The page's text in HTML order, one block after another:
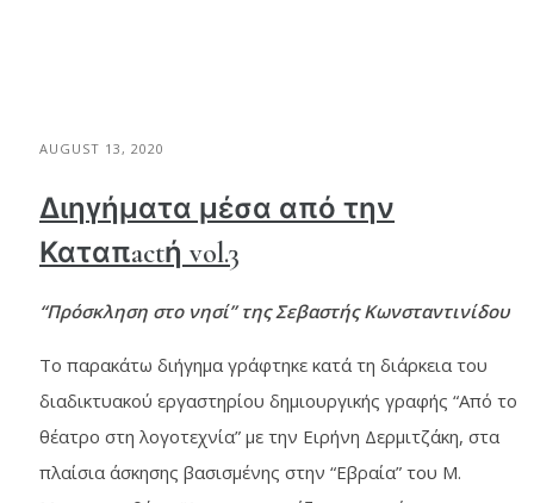
AUGUST 13, 2020
Διηγήματα μέσα από την
Καταπactή vol.3
“Πρόσκληση στο νησί” της Σεβαστής Κωνσταντινίδου
Το παρακάτω διήγημα γράφτηκε κατά τη διάρκεια του
διαδικτυακού εργαστηρίου δημιουργικής γραφής “Από το
θέατρο στη λογοτεχνία” με την Ειρήνη Δερμιτζάκη, στα
πλαίσια άσκησης βασισμένης στην “Εβραία” του Μ.